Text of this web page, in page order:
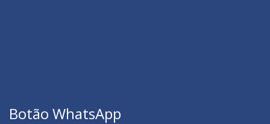
Botão WhatsApp